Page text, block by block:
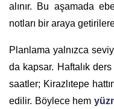
alınır. Bu aşamada
notları bir araya
Planlama yalnızca
da kapsar. Haftalık
saatler; Kirazlıtepe
edilir. Böylece hem